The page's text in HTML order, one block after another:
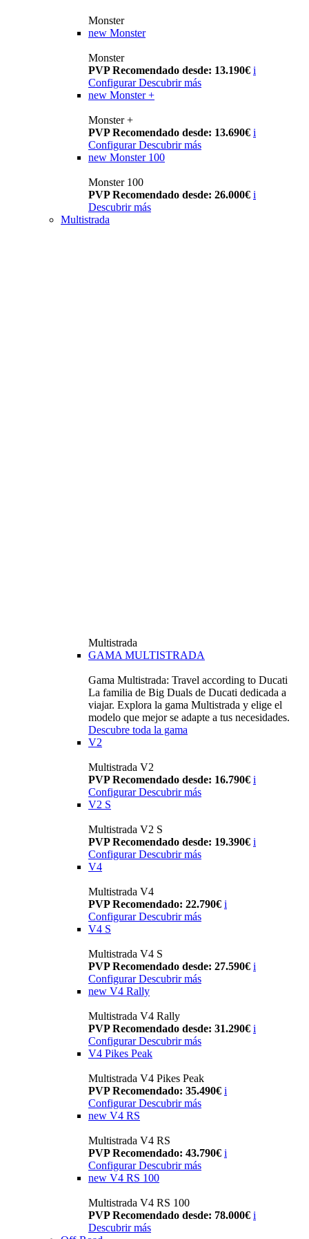
Monster
new Monster
Monster
PVP Recomendado desde: 13.190€ i
Configurar Descubrir más
new Monster +
Monster +
PVP Recomendado desde: 13.690€ i
Configurar Descubrir más
new Monster 100
Monster 100
PVP Recomendado desde: 26.000€ i
Descubrir más
Multistrada
Multistrada
GAMA MULTISTRADA
Gama Multistrada: Travel according to Ducati
La familia de Big Duals de Ducati dedicada a
viajar. Explora la gama Multistrada y elige el
modelo que mejor se adapte a tus necesidades.
Descubre toda la gama
V2
Multistrada V2
PVP Recomendado desde: 16.790€ i
Configurar Descubrir más
V2 S
Multistrada V2 S
PVP Recomendado desde: 19.390€ i
Configurar Descubrir más
V4
Multistrada V4
PVP Recomendado: 22.790€ i
Configurar Descubrir más
V4 S
Multistrada V4 S
PVP Recomendado desde: 27.590€ i
Configurar Descubrir más
new V4 Rally
Multistrada V4 Rally
PVP Recomendado desde: 31.290€ i
Configurar Descubrir más
V4 Pikes Peak
Multistrada V4 Pikes Peak
PVP Recomendado: 35.490€ i
Configurar Descubrir más
new V4 RS
Multistrada V4 RS
PVP Recomendado: 43.790€ i
ConfigurarDescubrir más
new V4 RS 100
Multistrada V4 RS 100
PVP Recomendado desde: 78.000€ i
Descubrir más